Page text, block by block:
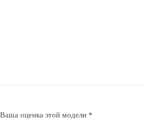
Ваша оценка этой модели *